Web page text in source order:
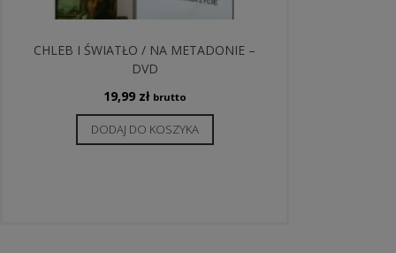
CHLEB I ŚWIATŁO / NA METADONIE –
DVD
19,99 zł brutto
DODAJ DO KOSZYKA